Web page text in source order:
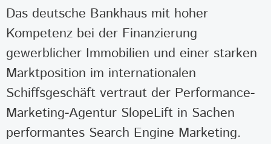
Das deutsche Bankhaus mit hoher
Kompetenz bei der Finanzierung
gewerblicher Immobilien und einer starken
Marktposition im internationalen
Schiffsgeschäft vertraut der Performance-
Marketing-Agentur SlopeLift in Sachen
performantes Search Engine Marketing.